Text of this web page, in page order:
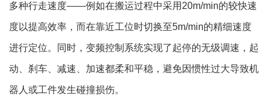
多种行走速度——例如在搬运过程中采用20m/min的较快速
度以提高效率，而在靠近工位时切换至5m/min的精细速度
进行定位。同时，变频控制系统实现了起停的无级调速，起
动、刹车、减速、加速都柔和平稳，避免因惯性过大导致机
器人或工件发生碰撞损伤。